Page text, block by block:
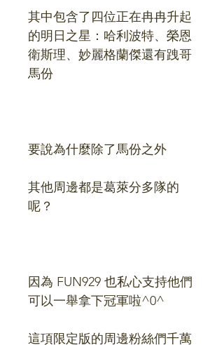
其中包含了四位正在冉冉升起
的明日之星：哈利波特、榮恩
衛斯理、妙麗格蘭傑還有跩哥
馬份
要說為什麼除了馬份之外
其他周邊都是葛萊分多隊的
呢？
因為 FUN929 也私心支持他們
可以一舉拿下冠軍啦^0^
這項限定版的周邊粉絲們千萬